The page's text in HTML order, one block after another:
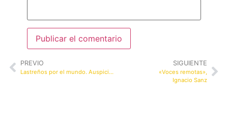
PREVIO
Lastreños por el mundo. Auspicio Fernanz.
SIGUIENTE
«Voces remotas»,
Ignacio Sanz